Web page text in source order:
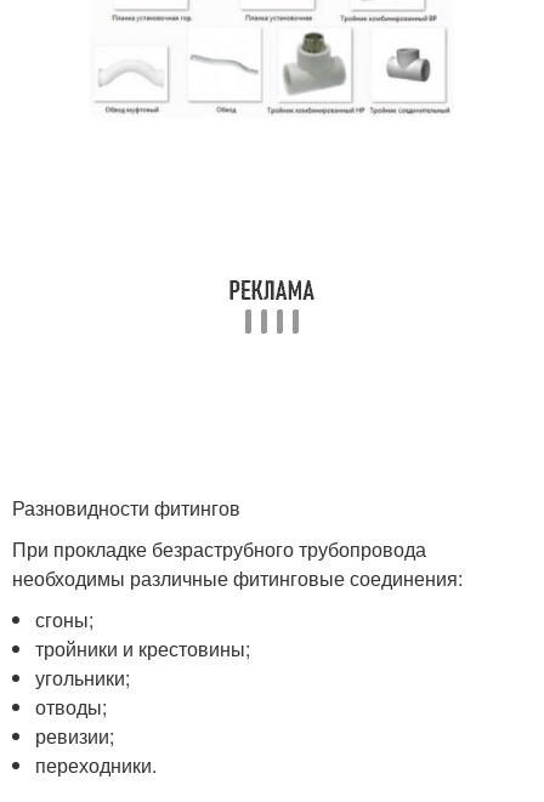
Разновидности фитингов
При прокладке безраструбного трубопровода
необходимы различные фитинговые соединения:
сгоны;
тройники и крестовины;
угольники;
отводы;
ревизии;
переходники.